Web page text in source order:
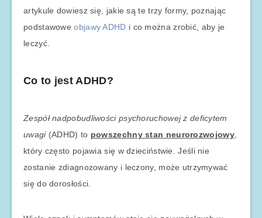
artykule dowiesz się, jakie są te trzy formy, poznając
podstawoweobjawy ADHD i co można zrobić, aby je
leczyć.
Co to jest ADHD?
Zespół nadpobudliwości psychoruchowej z deficytem
uwagi(ADHD) to powszechny stan neurorozwojowy,
który często pojawia się w dzieciństwie. Jeśli nie
zostanie zdiagnozowany i leczony, może utrzymywać
się do dorosłości.